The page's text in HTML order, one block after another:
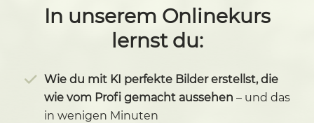
In unserem Onlinekurs
lernst du:
Wie du mit KI perfekte Bilder erstellst, die
wie vom Profi gemacht aussehen – und das
in wenigen Minuten